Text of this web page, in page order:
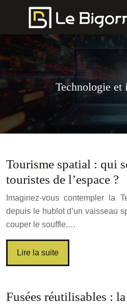
Technologie et
Tourisme spatial : qui
touristes de l’espace ?
Imaginez-vous contempler la
depuis le hublot d’un vaisseau
couper le souffle,…
Lire la suite
Fusées réutilisables :